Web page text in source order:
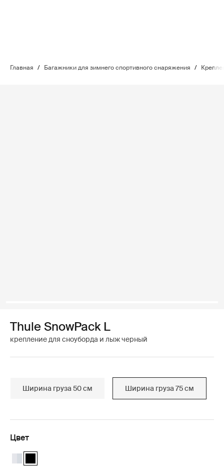
Главная / Багажники для зимнего спортивного снаряжения /
Thule SnowPack L
крепление для сноуборда и лыж черный
Ширина груза 50 см Ширина груза 75 см
Цвет
Thule SnowPack L Алюминий
Thule SnowPack L Чёрный (selected)